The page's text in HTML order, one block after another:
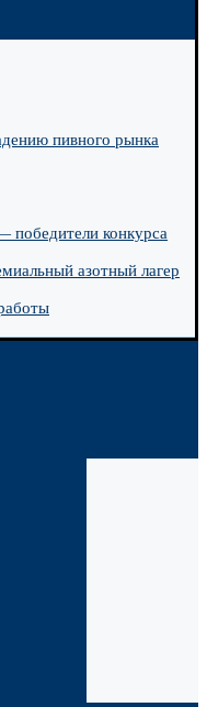
пивного рынка
конкурса
азотный лагер